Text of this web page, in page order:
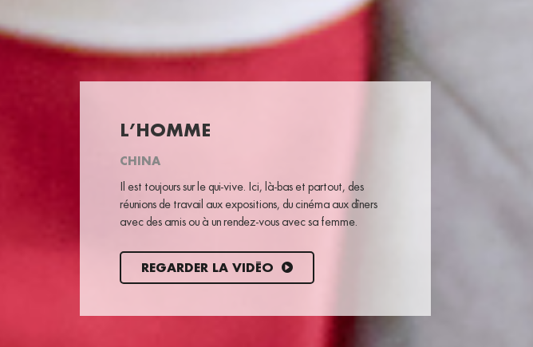
L’HOMME
CHINA
Il est toujours sur le qui-vive. Ici, là-bas et partout, des
réunions de travail aux expositions, du cinéma aux dîners
avec des amis ou à un rendez-vous avec sa femme.
REGARDER LA VIDÉO